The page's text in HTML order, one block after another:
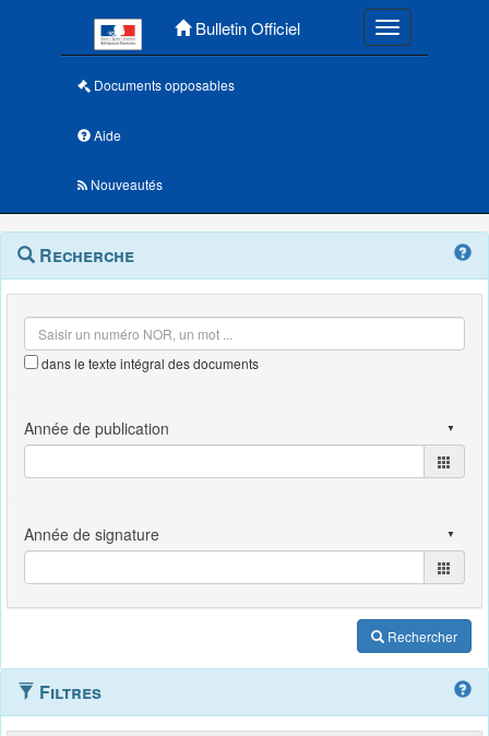
Bulletin Officiel Toggle
Documents opposables
Aide
Nouveautés
Navigation
outils
Menu
contextuel
Recherche
dans le texte intégral des documents
Rechercher
Filtres